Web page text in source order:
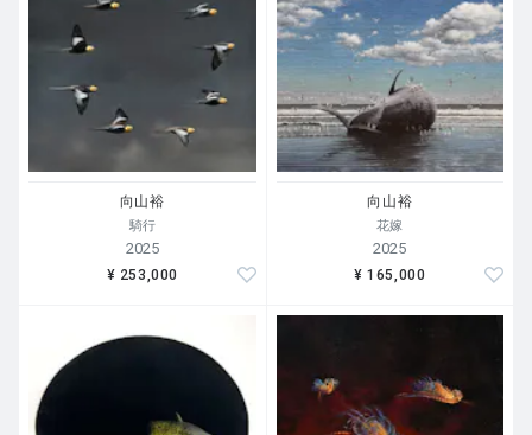
向山裕
騎行
2025
¥ 253,000
向山裕
花嫁
2025
¥ 165,000